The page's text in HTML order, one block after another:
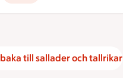
till sallader och tallrikar